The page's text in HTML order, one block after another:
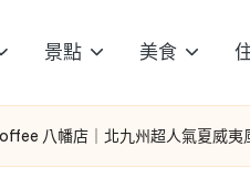
景點 美食
八幡店｜北九州超人氣夏威夷